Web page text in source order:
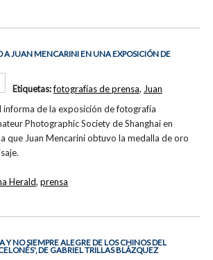
A JUAN MENCARINI EN UNA EXPOSICIÓN DE
informa de la exposición de fotografía
Photographic Society de Shanghai en
que Juan Mencarini obtuvo la medalla de oro
Etiquetas:fotografías de prensa, Juan
Herald,prensa
Y NO SIEMPRE ALEGRE DE LOS CHINOS DEL
DE GABRIEL TRILLAS BLÁZQUEZ